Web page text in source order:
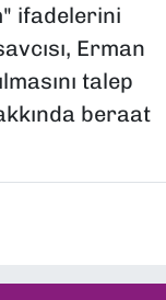
ifadelerini
Erman
talep
beraat